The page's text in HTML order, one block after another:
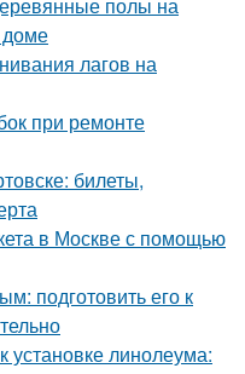
доме
лагов на
при ремонте
билеты,
в Москве с помощью
подготовить его к
установке линолеума: